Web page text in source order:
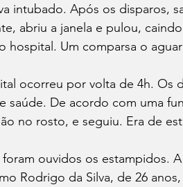
intubado. Após os disparos,
abriu a janela e pulou,
hospital. Um comparsa o
ocorreu por volta de 4h. Os
saúde. De acordo com uma
no rosto, e seguiu. Era de
ouvidos os estampidos.
Rodrigo da Silva, de 26